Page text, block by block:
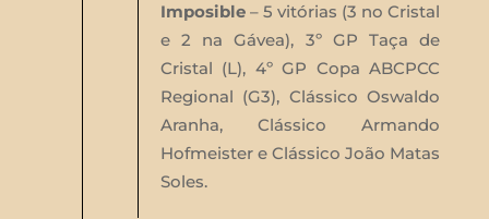
Imposible– 5 vitórias (3 no Cristal
e 2 na Gávea), 3º GP Taça de
Cristal (L), 4º GP Copa ABCPCC
Regional (G3), Clássico Oswaldo
Aranha, Clássico Armando
Hofmeister e Clássico João Matas
Soles.